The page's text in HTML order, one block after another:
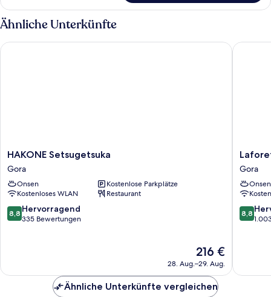
Suite
(Deluxue)
Ähnliche Unterkünfte
HAKONE
Setsugetsuka
Gora
HAKONE Setsugetsuka
Gora
Onsen
Kostenlose Parkplätze
Kostenloses WLAN
Restaurant
8.8
von
8,8 Hervorragend
335 Bewertungen
Der
Preis
beträgt
216 €
216 €
28. Aug.–29. Aug.
HAKONE Setsugetsuka
Laforet
Hakone
Gora
Gora
Gora
Onsen
8.8
von
8,8
Laforet
Ähnliche Unterkünfte vergleichen